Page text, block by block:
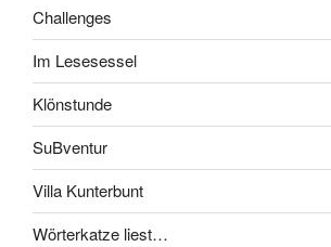
Challenges
Im Lesesessel
Klönstunde
SuBventur
Villa Kunterbunt
Wörterkatze liest…